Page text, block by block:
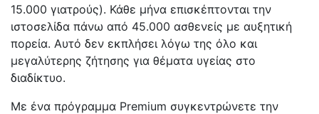
15.000 γιατρούς). Κάθε μήνα επισκέπτονται την
ιστοσελίδα πάνω από 45.000 ασθενείς με αυξητική
πορεία. Αυτό δεν εκπλήσει λόγω της όλο και
μεγαλύτερης ζήτησης για θέματα υγείας στο
διαδίκτυο.
Με ένα πρόγραμμα Premium συγκεντρώνετε την